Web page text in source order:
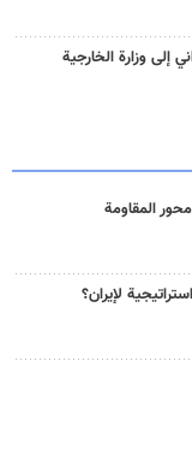
إلى وزارة الخارجية
المقاومة
لإيران؟